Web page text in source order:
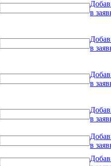
в
в
в
в
в